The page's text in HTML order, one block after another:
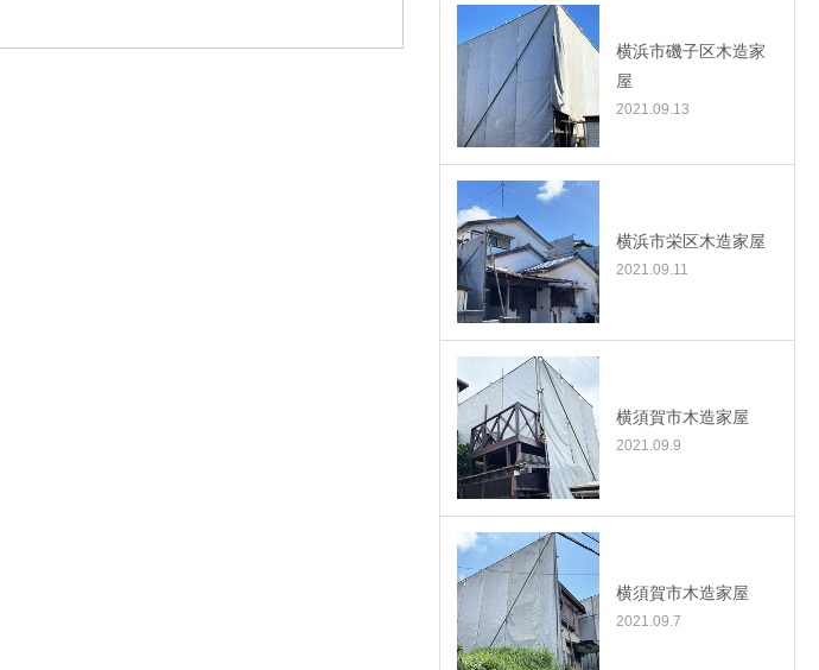
横浜市磯子区木造家
屋
2021.09.13
横浜市栄区木造家屋
2021.09.11
横須賀市木造家屋
2021.09.9
横須賀市木造家屋
2021.09.7